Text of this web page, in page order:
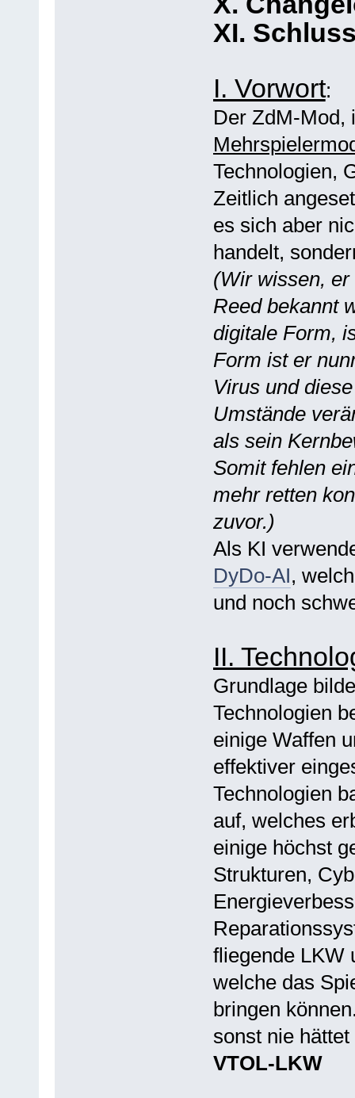
XI.
I. Vorwort:
Der ZdM-Mod,
Technologien,
Zeitlich
es sich aber
handelt,
(Wir wissen,
Reed bekannt
digitale Form,
Form ist er
Virus und
Umstände
als sein
Somit fehlen
mehr retten
zuvor.)
Als KI
DyDo-AI,
und noch
II.
Grundlage
Technologien
einige Waffen
effektiver
Technologien
auf, welches
einige höchst
Strukturen,
fliegende LKW
welche das
bringen
sonst nie
VTOL-LKW